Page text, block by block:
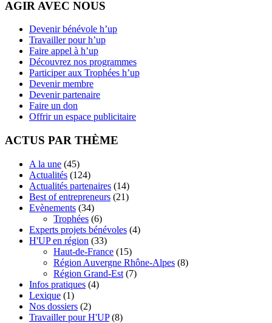
AGIR AVEC NOUS
Devenir bénévole h’up
Travailler pour h’up
Faire appel à h’up
Découvrez nos programmes
Participer aux Trophées h’up
Devenir membre
Devenir partenaire
Faire un don
Offrir un espace publicitaire
ACTUS PAR THÈME
A la une (45)
Actualités (124)
Actualités partenaires (14)
Best of entrepreneurs (21)
Evènements (34)
Trophées (6)
Experts projets bénévoles (4)
H'UP en région (33)
Haut-de-France (15)
Région Auvergne Rhône-Alpes (8)
Région Grand-Est (7)
Infos pratiques (4)
Lexique (1)
Nos dossiers (2)
Travailler pour H'UP(8)